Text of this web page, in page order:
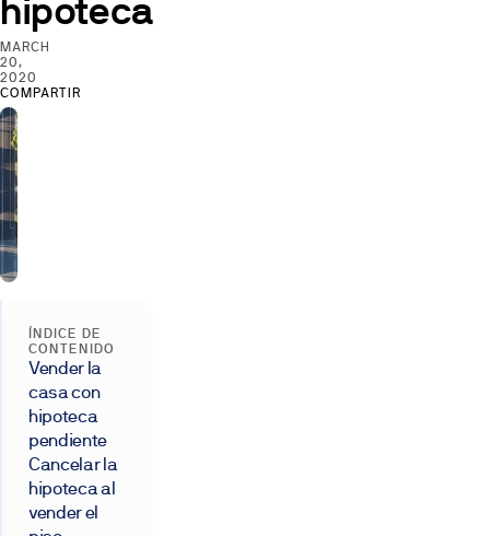
hipoteca
MARCH
20,
2020
COMPARTIR
ÍNDICE DE
CONTENIDO
Vender la
casa con
hipoteca
pendiente
Cancelar la
hipoteca al
vender el